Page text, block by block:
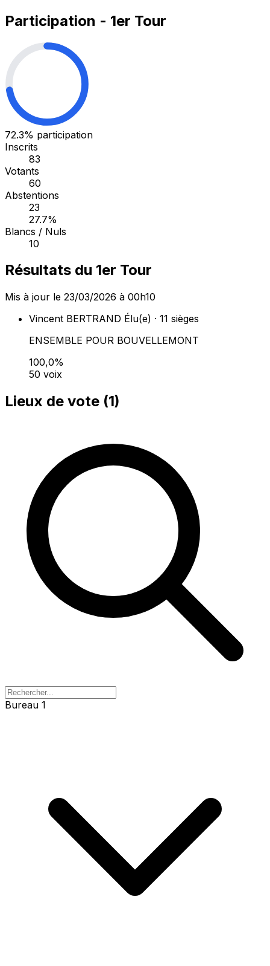
Participation - 1er Tour
72.3% participation
Inscrits
83
Votants
60
Abstentions
23
27.7%
Blancs / Nuls
10
Résultats du 1er Tour
Mis à jour le 23/03/2026 à 00h10
Vincent BERTRAND Élu(e) · 11 sièges
ENSEMBLE POUR BOUVELLEMONT
100,0%
50 voix
Lieux de vote (1)
Bureau 1